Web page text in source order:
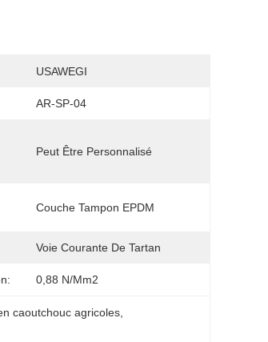
USAWEGI
AR-SP-04
Peut Être Personnalisé
Couche Tampon EPDM
Voie Courante De Tartan
0,88 N/mm2
caoutchouc agricoles